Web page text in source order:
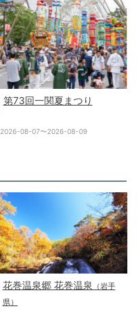
第73回一関夏まつり
2026-08-07〜2026-08-09
花巻温泉郷 花巻温泉
（岩手
県）